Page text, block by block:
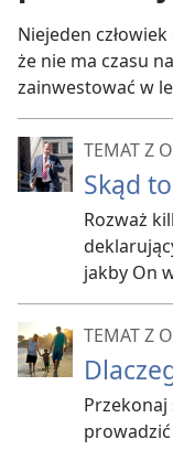
Niejeden
że nie ma czasu
zainwestować w
TEMAT Z
Skąd
Rozważ
jakby On
TEMAT Z
Przekonaj